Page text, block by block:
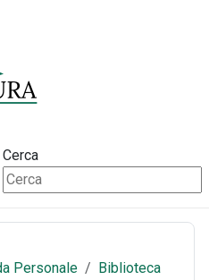
Cerca
Personale
Biblioteca